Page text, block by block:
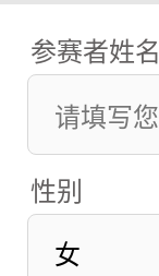
参赛者姓名
性别